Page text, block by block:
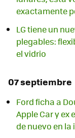
exactamente
LG tiene un
plegables:
el vidrio
07 septiembre
Ford ficha a
Apple Car y ex
de nuevo en